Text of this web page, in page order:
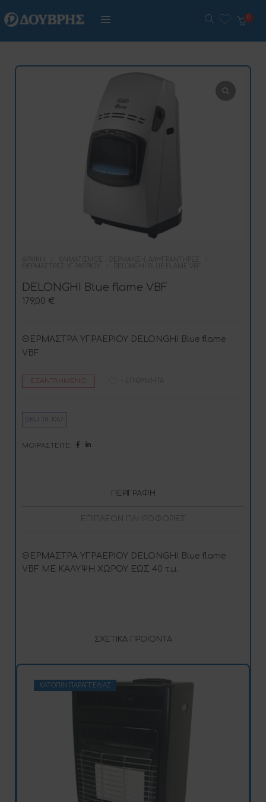
ΑΡΧΙΚΉ
ΚΛΙΜΑΤΙΣΜΌΣ - ΘΈΡΜΑΝΣΗ, ΑΦΥΓΡΑΝΤΉΡΕΣ
ΘΕΡΜΆΣΤΡΕΣ ΥΓΡΑΕΡΊΟΥ
DELONGHI BLUE FLAME VBF
DELONGHI Blue flame VBF
179,00 €
ΘΕΡΜΑΣΤΡΑ ΥΓΡΑΕΡΙΟΥ DELONGHI Blue flame
VBF
ΕΞΑΝΤΛΗΜΈΝΟ + ΕΠΙΘΥΜΗΤΆ
SKU:
ΜΟΙΡΑΣΤΕΊΤΕ:
ΠΕΡΙΓΡΑΦΉ
ΕΠΙΠΛΈΟΝ ΠΛΗΡΟΦΟΡΊΕΣ
ΘΕΡΜΑΣΤΡΑ ΥΓΡΑΕΡΙΟΥ DELONGHI Blue flame
VBF ΜΕ ΚΑΛΥΨΗ ΧΩΡΟΥ ΕΩΣ 40 τ.μ.
ΣΧΕΤΙΚΆ ΠΡΟΪΌΝΤΑ
ΚΑΤΌΠΙΝ ΠΑΡΑΓΓΕΛΊΑΣ